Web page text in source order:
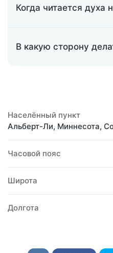
Когда читается духа
В какую сторону
Населённый пункт
Альберт-Ли, Миннесота,
Часовой пояс
Широта
Долгота